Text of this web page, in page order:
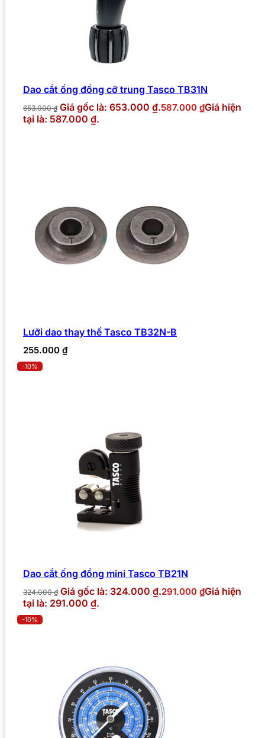
Dao cắt ống đồng cỡ trung Tasco TB31N
653.000₫ Giá gốc là: 653.000 ₫.587.000 ₫Giá hiện
tại là: 587.000 ₫.
Lưỡi dao thay thế Tasco TB32N-B
255.000 ₫
-10%
Dao cắt ống đồng mini Tasco TB21N
324.000₫ Giá gốc là: 324.000 ₫.291.000 ₫Giá hiện
tại là: 291.000 ₫.
-10%